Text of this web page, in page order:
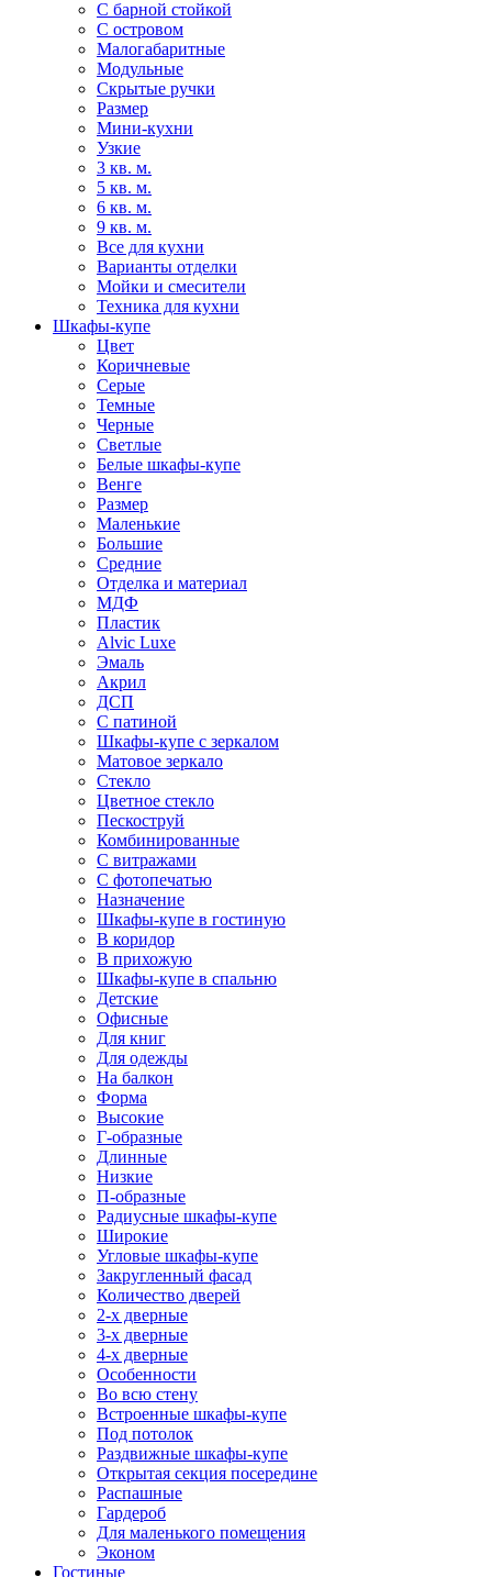
С барной стойкой
С островом
Малогабаритные
Модульные
Скрытые ручки
Размер
Мини-кухни
Узкие
3 кв. м.
5 кв. м.
6 кв. м.
9 кв. м.
Все для кухни
Варианты отделки
Мойки и смесители
Техника для кухни
Шкафы-купе
Цвет
Коричневые
Серые
Темные
Черные
Светлые
Белые шкафы-купе
Венге
Размер
Маленькие
Большие
Средние
Отделка и материал
МДФ
Пластик
Alvic Luxe
Эмаль
Акрил
ДСП
С патиной
Шкафы-купе с зеркалом
Матовое зеркало
Стекло
Цветное стекло
Пескоструй
Комбинированные
С витражами
С фотопечатью
Назначение
Шкафы-купе в гостиную
В коридор
В прихожую
Шкафы-купе в спальню
Детские
Офисные
Для книг
Для одежды
На балкон
Форма
Высокие
Г-образные
Длинные
Низкие
П-образные
Радиусные шкафы-купе
Широкие
Угловые шкафы-купе
Закругленный фасад
Количество дверей
2-х дверные
3-х дверные
4-х дверные
Особенности
Во всю стену
Встроенные шкафы-купе
Под потолок
Раздвижные шкафы-купе
Открытая секция посередине
Распашные
Гардероб
Для маленького помещения
Эконом
Гостиные